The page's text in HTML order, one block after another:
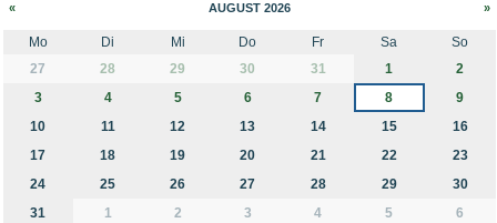
« AUGUST 2026 »
month-8
Mo Di Mi Do Fr Sa
So
27
28 29 30 31 1
2
3
4 5 6 7 8
9
10
11 12 13 14 15
16
17
18 19 20 21 22
23
24
25 26 27 28 29
30
31
1 2 3 4 5 6